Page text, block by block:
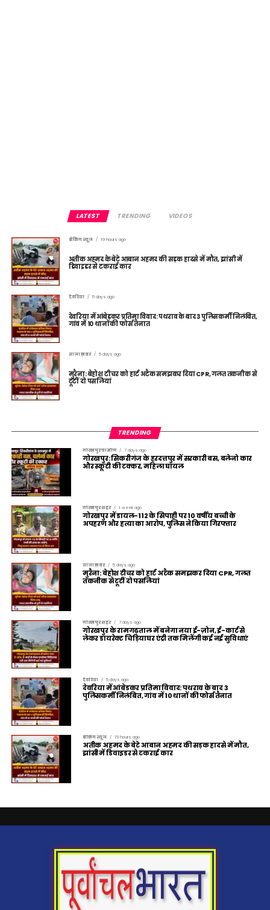
LATEST TRENDING VIDEOS
ब्रेकिंग न्यूज़ 19 hours ago
अतीक अहमद के बेटे आबान अहमद की सड़क हादसे में मौत, झांसी में
डिवाइडर से टकराई कार
देवरिया 5 days ago
देवरिया में आंबेडकर प्रतिमा विवाद: पथराव के बाद 3 पुलिसकर्मी निलंबित,
गांव में 10 थानों की फोर्स तैनात
ताज़ा ख़बर 5 days ago
मुरैना: बेहोश टीचर को हार्ट अटैक समझकर दिया CPR, गलत तकनीक से
टूटीं दो पसलियां
TRENDING
गोरखपुर ग्रामीण 7 days ago
गोरखपुर: सिकरीगंज के हरदत्तपुर में सरकारी बस, बलेनो कार
और स्कूटी की टक्कर, महिला घायल
गोरखपुर शहर 1 week ago
गोरखपुर में डायल-112 के सिपाही पर 10 वर्षीय बच्ची के
अपहरण और हत्या का आरोप, पुलिस ने किया गिरफ्तार
ताज़ा ख़बर 5 days ago
मुरैना: बेहोश टीचर को हार्ट अटैक समझकर दिया CPR, गलत
तकनीक से टूटीं दो पसलियां
गोरखपुर शहर 7 days ago
गोरखपुर के रामगढ़ताल में बनेगा नया ई-ज़ोन, ई-कार्ट से
लेकर डायरेक्ट चिड़ियाघर एंट्री तक मिलेंगी कई नई सुविधाएं
देवरिया 5 days ago
देवरिया में आंबेडकर प्रतिमा विवाद: पथराव के बाद 3
पुलिसकर्मी निलंबित, गांव में 10 थानों की फोर्स तैनात
ब्रेकिंग न्यूज़ 19 hours ago
अतीक अहमद के बेटे आबान अहमद की सड़क हादसे में मौत,
झांसी में डिवाइडर से टकराई कार